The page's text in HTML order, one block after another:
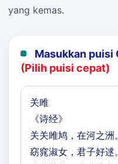
yang kemas.
Masukkan puisi
(Pilih puisi cepat)